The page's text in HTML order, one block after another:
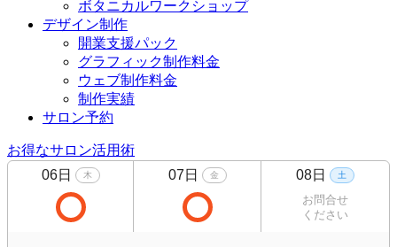
ボタニカルワークショップ
デザイン制作
開業支援パック
グラフィック制作料金
ウェブ制作料金
制作実績
サロン予約
お得なサロン活用術